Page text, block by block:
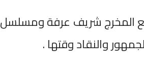
مع المخرج شريف عرفة ومسلسل